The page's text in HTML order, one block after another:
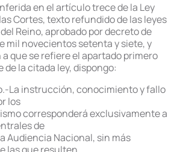
en el artículo trece de la Ley
Cortes, texto refundido de las leyes
Reino, aprobado por decreto de
mil novecientos setenta y siete, y
que se refiere el apartado primero
la citada ley, dispongo:
La instrucción, conocimiento y fallo
los
corresponderá exclusivamente a
de
Audiencia Nacional, sin más